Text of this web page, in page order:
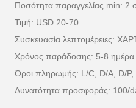
Ποσότητα παραγγελίας min: 2
Τιμή: USD 20-70
Συσκευασία λεπτομέρειες:
Χρόνος παράδοσης: 5-8 ημέρα
Όροι πληρωμής: L/C, D/A, D/P,
Δυνατότητα προσφοράς: 100/